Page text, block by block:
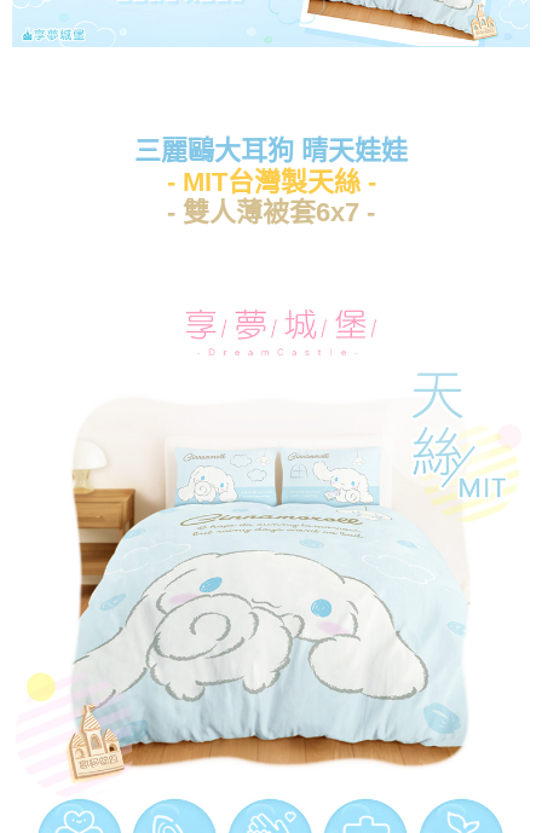
三麗鷗大耳狗 晴天娃娃
- MIT台灣製天絲 -
- 雙人薄被套6x7 -